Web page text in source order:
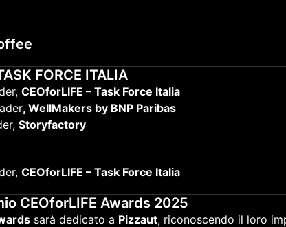
FORCE ITALIA
CEOforLIFE – Task Force Italia
, WellMakers by BNP Paribas
Storyfactory
CEOforLIFE – Task Force Italia
CEOforLIFE Awards 2025
sarà dedicato a Pizzaut, riconoscendo il loro